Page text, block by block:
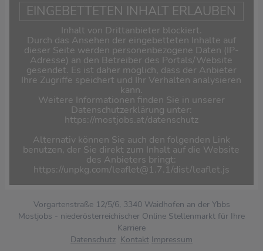
EINGEBETTETEN INHALT ERLAUBEN
Inhalt von Drittanbieter blockiert.
Durch das Ansehen der eingebetteten Inhalte auf
dieser Seite werden personenbezogene Daten (IP-
Adresse) an den Betreiber des Portals/Website
gesendet. Es ist daher möglich, dass der Anbieter
Ihre Zugriffe speichert und Ihr Verhalten analysieren
kann.
Weitere Informationen finden Sie in unserer
Datenschutzerklärung unter:
https://mostjobs.at/datenschutz
Alternativ können Sie auch den folgenden Link
benutzen, der Sie direkt zum Inhalt auf die Website
des Anbieters bringt:
https://unpkg.com/leaflet@1.7.1/dist/leaflet.js
Vorgartenstraße 12/5/6, 3340 Waidhofen an der Ybbs
Mostjobs - niederösterreichischer Online Stellenmarkt für Ihre
Karriere
Datenschutz Kontakt Impressum